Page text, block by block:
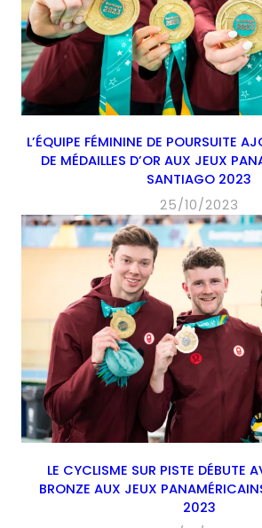
L’ÉQUIPE FÉMININE DE POURSUITE
DE MÉDAILLES D’OR AUX JEUX
SANTIAGO 2023
25/10/2023
LE CYCLISME SUR PISTE DÉBUTE
BRONZE AUX JEUX
2023